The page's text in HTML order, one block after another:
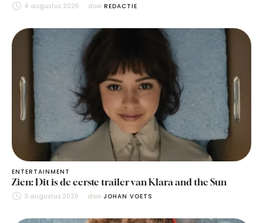
4 augustus 2026 door REDACTIE
ENTERTAINMENT
Zien: Dit is de eerste trailer van Klara and the Sun
3 augustus 2026 door JOHAN VOETS